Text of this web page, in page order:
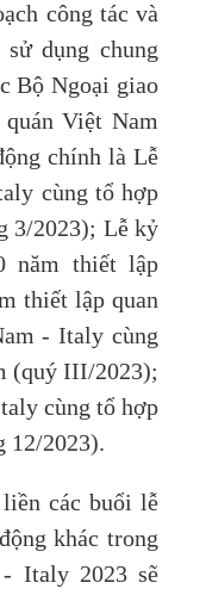
công tác và
dụng chung
Bộ Ngoại giao
Việt Nam
chính là Lễ
cùng tổ hợp
3/2023); Lễ kỷ
năm thiết lập
thiết lập quan
- Italy cùng
(quý III/2023);
cùng tổ hợp
12/2023).
các buổi lễ
khác trong
Italy 2023 sẽ